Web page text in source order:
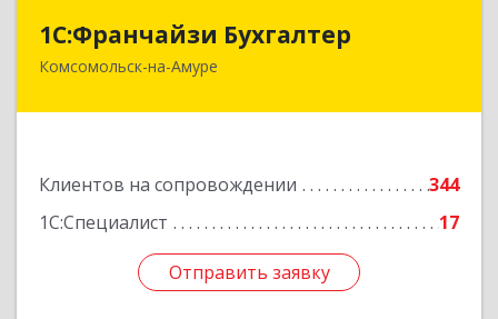
1С:Франчайзи Бухгалтер
Комсомольск-на-Амуре
Клиентов на сопровождении
344
1С:Специалист
17
Отправить заявку
1С:Франчайзи Бухгалтер
681000, Хабаровский край, Комсомольск-на-
Подробнее
Отправить заявку